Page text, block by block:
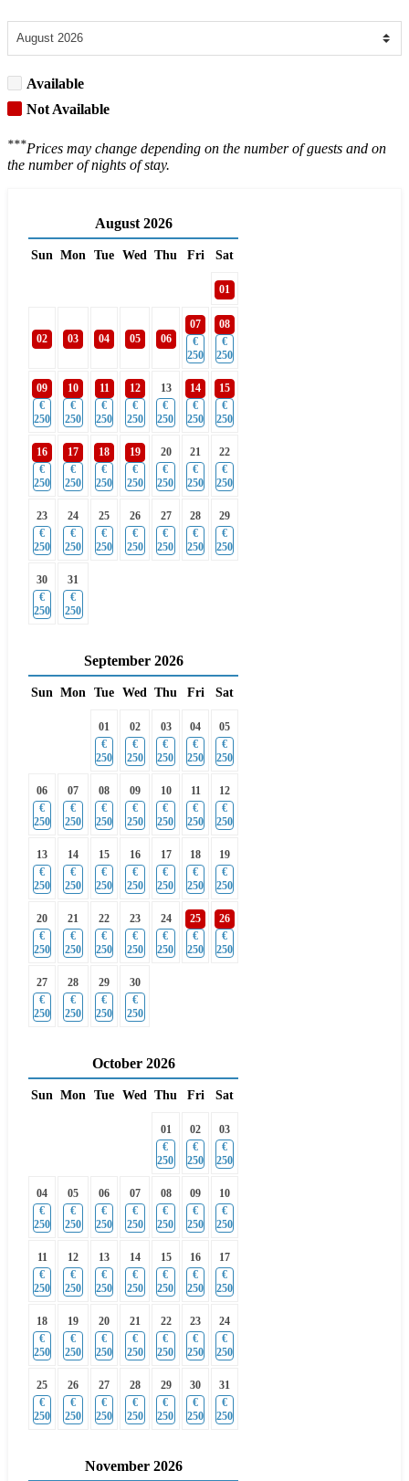
Available
Not Available
***Prices may change depending on the number of guests and on
the number of nights of stay.
August 2026
Sun Mon Tue Wed Thu Fri Sat
01
02 03 04 05 06
07
€
250
08
€
250
09
€
250
10
€
250
11
€
250
12
€
250
13
€
250
14
€
250
15
€
250
16
€
250
17
€
250
18
€
250
19
€
250
20
€
250
21
€
250
22
€
250
23
€
250
24
€
250
25
€
250
26
€
250
27
€
250
28
€
250
29
€
250
30
€
250
31
€
250
September 2026
Sun Mon Tue Wed Thu Fri Sat
01
€
250
02
€
250
03
€
250
04
€
250
05
€
250
06
€
250
07
€
250
08
€
250
09
€
250
10
€
250
11
€
250
12
€
250
13
€
250
14
€
250
15
€
250
16
€
250
17
€
250
18
€
250
19
€
250
20
€
250
21
€
250
22
€
250
23
€
250
24
€
250
25
€
250
26
€
250
27
€
250
28
€
250
29
€
250
30
€
250
October 2026
Sun Mon Tue Wed Thu Fri Sat
01
€
250
02
€
250
03
€
250
04
€
250
05
€
250
06
€
250
07
€
250
08
€
250
09
€
250
10
€
250
11
€
250
12
€
250
13
€
250
14
€
250
15
€
250
16
€
250
17
€
250
18
€
250
19
€
250
20
€
250
21
€
250
22
€
250
23
€
250
24
€
250
25
€
250
26
€
250
27
€
250
28
€
250
29
€
250
30
€
250
31
€
250
November 2026